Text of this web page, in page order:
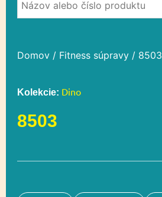
Domov / Fitness súpravy / 8503
Kolekcie: Dino
8503